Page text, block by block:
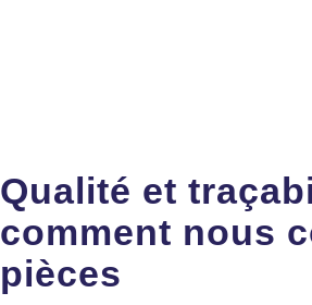
Qualité et
comment nous
pièces